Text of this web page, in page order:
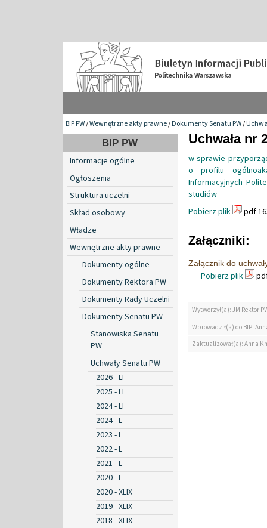
BIP PW/Wewnętrzne akty prawne/Dokumenty Senatu PW/
BIP PW
Informacje ogólne
Ogłoszenia
Struktura uczelni
Skład osobowy
Władze
Wewnętrzne akty prawne
Dokumenty ogólne
Dokumenty Rektora PW
Dokumenty Rady Uczelni
Dokumenty Senatu PW
Stanowiska Senatu
PW
Uchwały Senatu PW
2026 - LI
2025 - LI
2024 - LI
2024 - L
2023 - L
2022 - L
2021 - L
2020 - L
2020 - XLIX
2019 - XLIX
2018 - XLIX
Uchwała nr
w sprawie
o profilu
Informacyjnych
studiów
Pobierz plik
pdf
Załączniki:
Załącznik do
Pobierz plik
Wytworzył(a): JM Rektor
Wprowadził(a) do BIP:
Zaktualizował(a): Anna